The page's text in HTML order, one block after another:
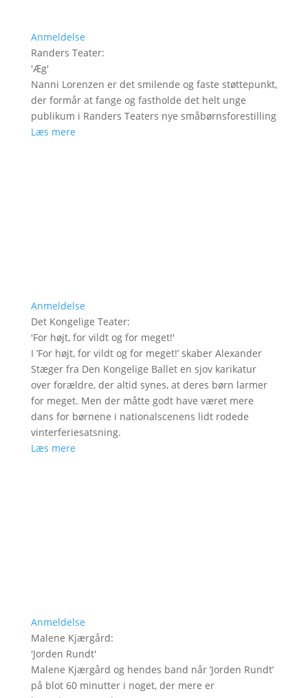
Anmeldelse
Randers Teater:
'Æg'
Nanni Lorenzen er det smilende og faste støttepunkt,
der formår at fange og fastholde det helt unge
publikum i Randers Teaters nye småbørnsforestilling
Læs mere
Anmeldelse
Det Kongelige Teater:
'For højt, for vildt og for meget!'
I ’For højt, for vildt og for meget!’ skaber Alexander
Stæger fra Den Kongelige Ballet en sjov karikatur
over forældre, der altid synes, at deres børn larmer
for meget. Men der måtte godt have været mere
dans for børnene i nationalscenens lidt rodede
vinterferiesatsning.
Læs mere
Anmeldelse
Malene Kjærgård:
'Jorden Rundt'
Malene Kjærgård og hendes band når ’Jorden Rundt’
på blot 60 minutter i noget, der mere er